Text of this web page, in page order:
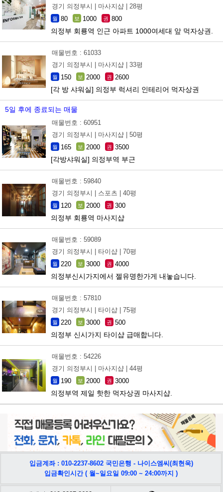
경기 의정부시 |
마사지샵 | 28평
월 80 보 1000 권 800
의정부 회룡역 인근 아파트 1000여세대 앞 먹자상권.
매물번호 : 61033
경기 의정부시 |
마사지샵 | 33평
월 150 보 2000 권 2600
[각 방 샤워실] 의정부 럭셔리 인테리어 먹자상권
5일 후에 종료되는 매물
매물번호 : 60951
경기 의정부시 |
마사지샵 | 50평
월 165 보 2000 권 3500
[각방샤워실] 의정부역 부근
매물번호 : 59840
경기 의정부시 |
스포츠 | 40평
월 120 보 2000 권 300
의정부 회룡역 마사지샵
매물번호 : 59089
경기 의정부시 |
타이샵 | 70평
월 220 보 3000 권 4000
의정부신시가지에서 젤유명한가게 내놓습니다.
매물번호 : 57810
경기 의정부시 |
타이샵 | 75평
월 220 보 3000 권 500
의정부 신시가지 타이샵 급매합니다.
매물번호 : 54226
경기 의정부시 |
마사지샵 | 44평
월 190 보 2000 권 3000
의정부역 제일 핫한 먹자상권 마사지샵.
입금계좌 : 010-2237-8602 국민은행 - 나이스엠씨(최현욱)
입금확인시간 ( 월~일요일 09:00 ~ 24:00까지 )